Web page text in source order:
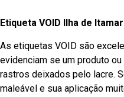
Etiqueta VOID Ilha de
As etiquetas VOID são
evidenciam se um produto
rastros deixados pelo lacre.
maleável e sua aplicação